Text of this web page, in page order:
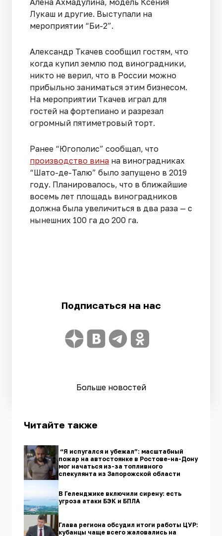
Алена Ахмадулина, модель Ксения
Лукаш и другие. Выступали на
мероприятии “Би-2”.
Александр Ткачев сообщил гостям, что
когда купил землю под виноградники,
никто не верил, что в России можно
прибыльно заниматься этим бизнесом.
На мероприятии Ткачев играл для
гостей на фортепиано и разрезал
огромный пятиметровый торт.
Ранее “Югополис” сообщал, что
производство вина на виноградниках
“Шато-де-Талю” было запущено в 2019
году. Планировалось, что в ближайшие
восемь лет площадь виноградников
должна была увеличиться в два раза — с
нынешних 100 га до 200 га.
Подписаться на нас
Больше новостей
Читайте также
“Я испугался и убежал”: масштабный
пожар на автостоянке в Ростове-на-Дону
мог начаться из-за топливного
спекулянта из Запорожской области
В Геленджике включили сирену: есть
угроза атаки БЭК и БПЛА
Глава региона обсудил итоги работы ЦУР:
кубанцы чаще всего жаловались на